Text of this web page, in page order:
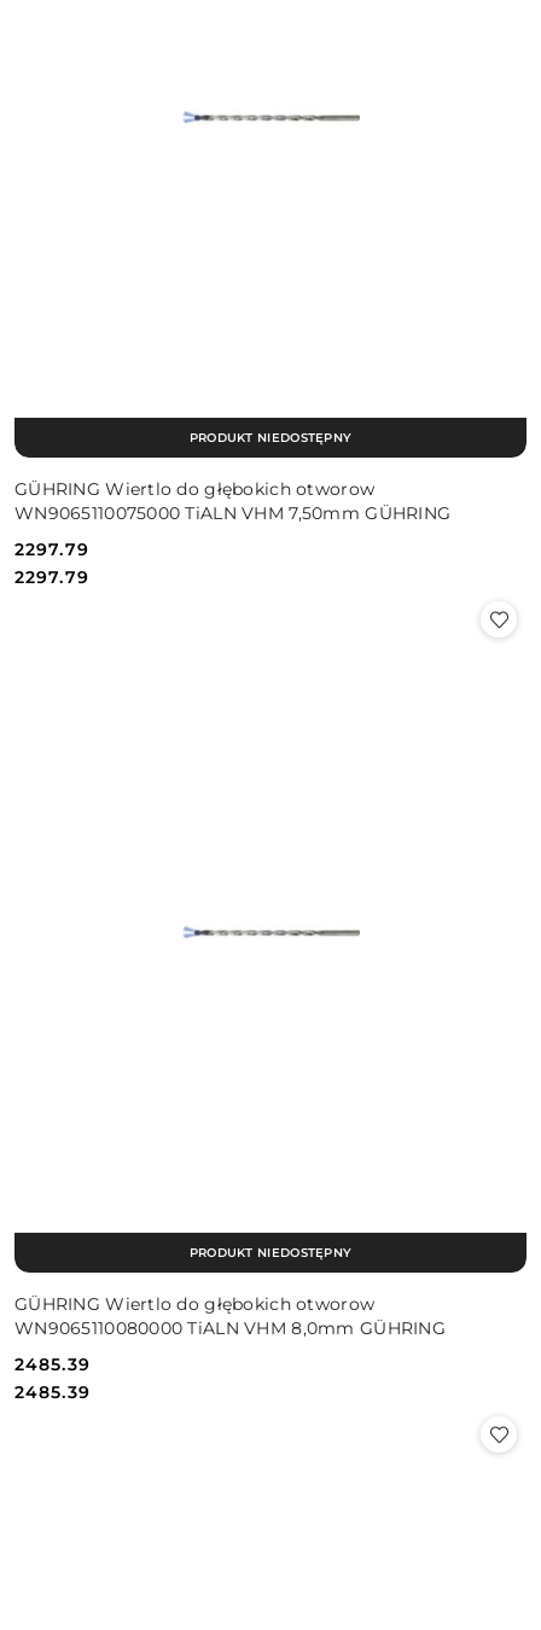
GÜHRING Wiertlo do głębokich otworow
WN9065110075000 TiALN VHM 7,50mm GÜHRING
Cena:
2297.79
Cena:
2297.79
PRODUKT NIEDOSTĘPNY
GÜHRING Wiertlo do głębokich otworow
WN9065110080000 TiALN VHM 8,0mm GÜHRING
Cena:
2485.39
Cena:
2485.39
PRODUKT NIEDOSTĘPNY